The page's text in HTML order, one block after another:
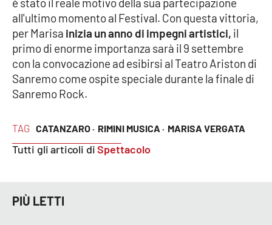
Imprese Di Calabria
Le perfidie di Antonella Grippo
Venti di comunicazione
STREAMING
LaC TV
TAG CATANZARO · RIMINI MUSICA · MARISA VERGATA
Tutti gli articoli diSpettacolo
all'ultimo momento al Festival. Con questa vittoria,
per Marisa inizia un anno di impegni artistici, il
primo di enorme importanza sarà il 9 settembre
con la convocazione ad esibirsi al Teatro Ariston di
Sanremo come ospite speciale durante la finale di
Sanremo Rock.
PIÙ LETTI